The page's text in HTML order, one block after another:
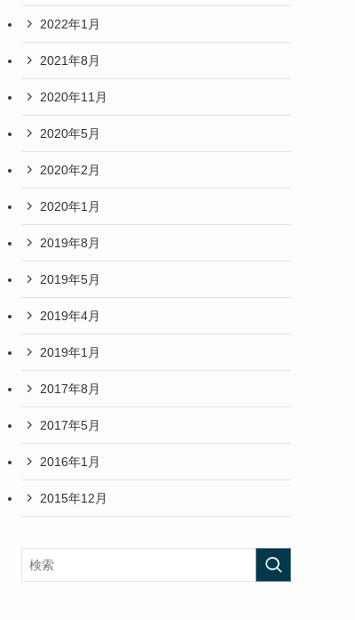
2022年1月
2021年8月
2020年11月
2020年5月
2020年2月
2020年1月
2019年8月
2019年5月
2019年4月
2019年1月
2017年8月
2017年5月
2016年1月
2015年12月